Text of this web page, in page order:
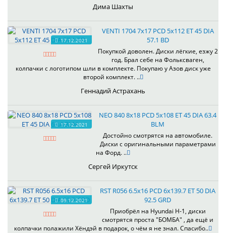
Дима Шахты
17.12.2021
VENTI 1704 7x17 PCD 5x112 ET 45 DIA
57.1 BD
Покупкой доволен. Диски лёгкие, езжу 2
год. Брал себе на Фольксваген,
колпачки с логотипом шли в комплекте. Покупаю у Азов диск уже
второй комплект. ..
Геннадий Астрахань
17.12.2021
NEO 840 8x18 PCD 5x108 ET 45 DIA 63.4
BLM
Достойно смотрятся на автомобиле.
Диски с оригинальными параметрами
на Форд. ..
Сергей Иркутск
09.12.2021
RST R056 6.5x16 PCD 6x139.7 ET 50 DIA
92.5 GRD
Приобрёл на Hyundai H-1, диски
смотрятся проста "БОМБА" , да ещё и
колпачки полажили Хёндэй в подарок, о чём я не знал. Спасибо..